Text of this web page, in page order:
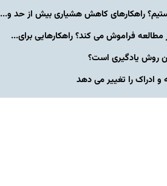
راهکارهای کاهش هشیاری بیش از حد و...
فراموش می کند؟ راهکارهایی برای...
روش یادگیری است؟
ادراک را تغییر می دهد